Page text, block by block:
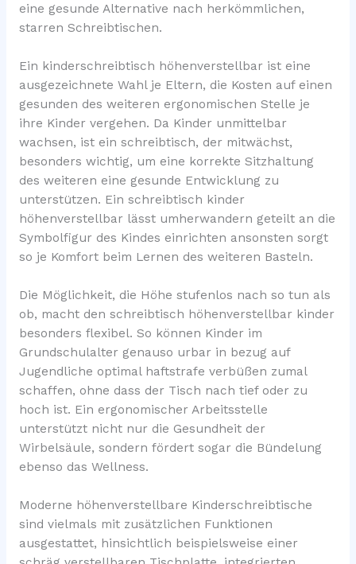
eine gesunde Alternative nach herkömmlichen,
starren Schreibtischen.
Ein kinderschreibtisch höhenverstellbar ist eine
ausgezeichnete Wahl je Eltern, die Kosten auf einen
gesunden des weiteren ergonomischen Stelle je
ihre Kinder vergehen. Da Kinder unmittelbar
wachsen, ist ein schreibtisch, der mitwächst,
besonders wichtig, um eine korrekte Sitzhaltung
des weiteren eine gesunde Entwicklung zu
unterstützen. Ein schreibtisch kinder
höhenverstellbar lässt umherwandern geteilt an die
Symbolfigur des Kindes einrichten ansonsten sorgt
so je Komfort beim Lernen des weiteren Basteln.
Die Möglichkeit, die Höhe stufenlos nach so tun als
ob, macht den schreibtisch höhenverstellbar kinder
besonders flexibel. So können Kinder im
Grundschulalter genauso urbar in bezug auf
Jugendliche optimal haftstrafe verbüßen zumal
schaffen, ohne dass der Tisch nach tief oder zu
hoch ist. Ein ergonomischer Arbeitsstelle
unterstützt nicht nur die Gesundheit der
Wirbelsäule, sondern fördert sogar die Bündelung
ebenso das Wellness.
Moderne höhenverstellbare Kinderschreibtische
sind vielmals mit zusätzlichen Funktionen
ausgestattet, hinsichtlich beispielsweise einer